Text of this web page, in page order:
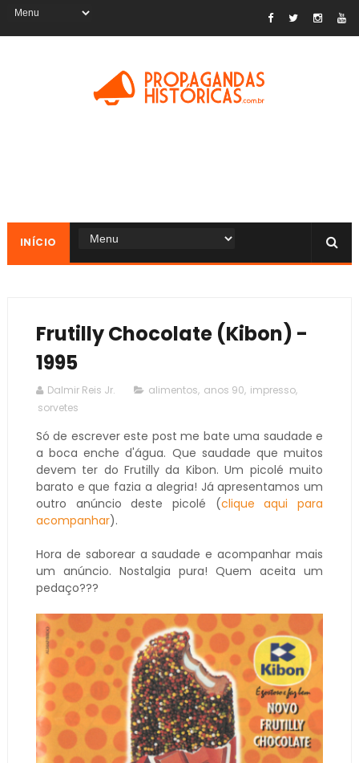
INÍCIO
Frutilly Chocolate (Kibon) -
1995
Dalmir Reis Jr. alimentos, anos 90, impresso,
sorvetes
Só de escrever este post me bate uma saudade e
a boca enche d'água. Que saudade que muitos
devem ter do Frutilly da Kibon. Um picolé muito
barato e que fazia a alegria! Já apresentamos um
outro anúncio deste picolé (clique aqui para
acompanhar).
Hora de saborear a saudade e acompanhar mais
um anúncio. Nostalgia pura! Quem aceita um
pedaço???